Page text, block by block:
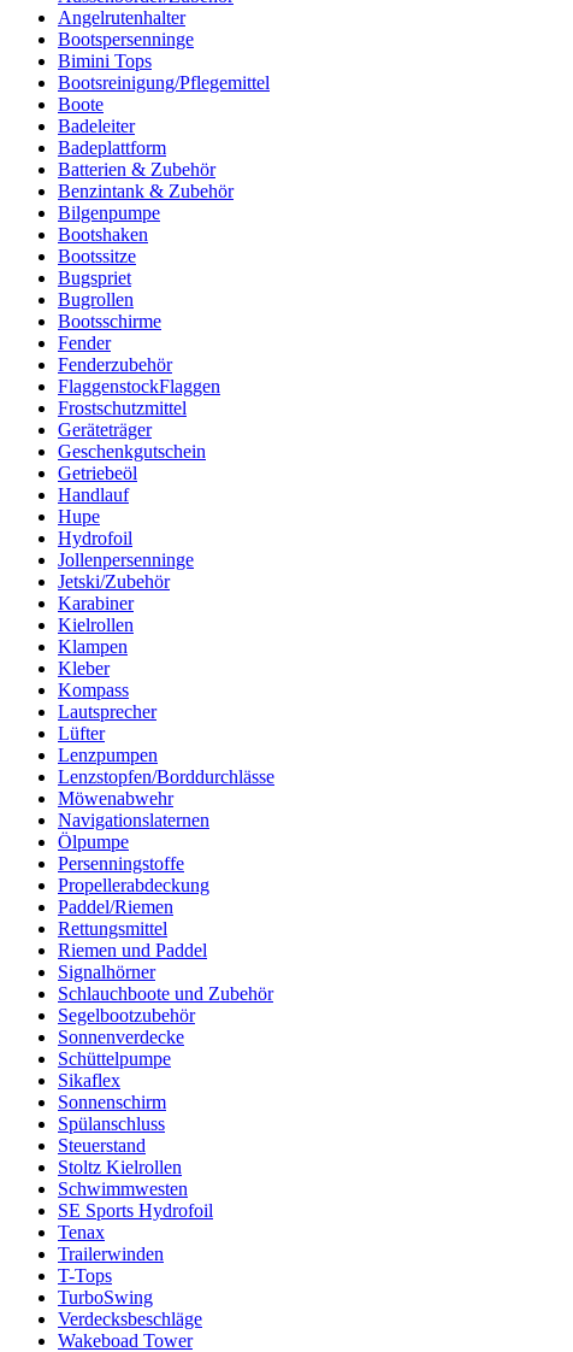
Angelrutenhalter
Bootspersenninge
Bimini Tops
Bootsreinigung/Pflegemittel
Boote
Badeleiter
Badeplattform
Batterien & Zubehör
Benzintank & Zubehör
Bilgenpumpe
Bootshaken
Bootssitze
Bugspriet
Bugrollen
Bootsschirme
Fender
Fenderzubehör
FlaggenstockFlaggen
Frostschutzmittel
Geräteträger
Geschenkgutschein
Getriebeöl
Handlauf
Hupe
Hydrofoil
Jollenpersenninge
Jetski/Zubehör
Karabiner
Kielrollen
Klampen
Kleber
Kompass
Lautsprecher
Lüfter
Lenzpumpen
Lenzstopfen/Borddurchlässe
Möwenabwehr
Navigationslaternen
Ölpumpe
Persenningstoffe
Propellerabdeckung
Paddel/Riemen
Rettungsmittel
Riemen und Paddel
Signalhörner
Schlauchboote und Zubehör
Segelbootzubehör
Sonnenverdecke
Schüttelpumpe
Sikaflex
Sonnenschirm
Spülanschluss
Steuerstand
Stoltz Kielrollen
Schwimmwesten
SE Sports Hydrofoil
Tenax
Trailerwinden
T-Tops
TurboSwing
Verdecksbeschläge
Wakeboad Tower